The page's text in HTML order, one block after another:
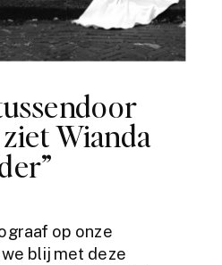
Wianda
op onze
blij met deze